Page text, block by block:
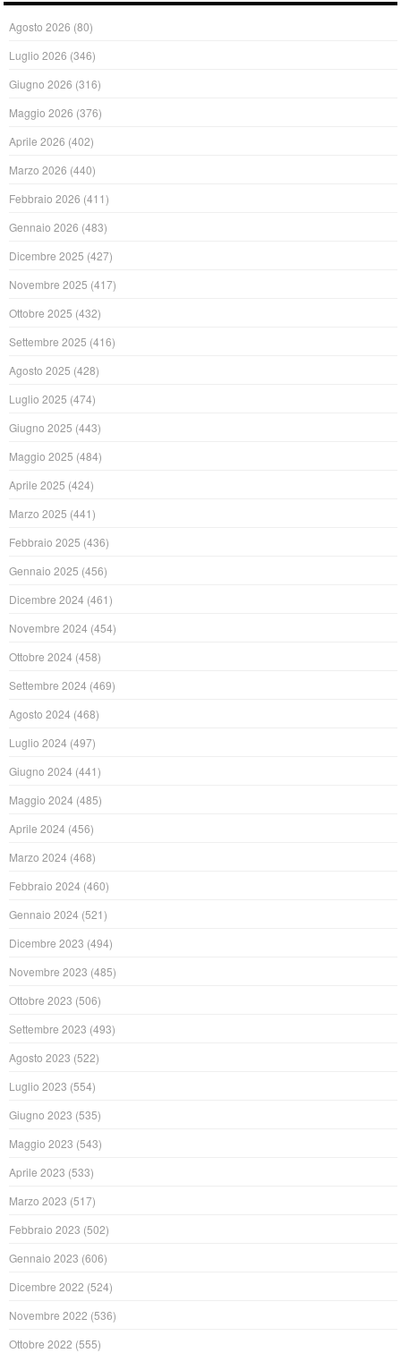
Agosto 2026 (80)
Luglio 2026 (346)
Giugno 2026 (316)
Maggio 2026 (376)
Aprile 2026 (402)
Marzo 2026 (440)
Febbraio 2026 (411)
Gennaio 2026 (483)
Dicembre 2025 (427)
Novembre 2025 (417)
Ottobre 2025 (432)
Settembre 2025 (416)
Agosto 2025 (428)
Luglio 2025 (474)
Giugno 2025 (443)
Maggio 2025 (484)
Aprile 2025 (424)
Marzo 2025 (441)
Febbraio 2025 (436)
Gennaio 2025 (456)
Dicembre 2024 (461)
Novembre 2024 (454)
Ottobre 2024 (458)
Settembre 2024 (469)
Agosto 2024 (468)
Luglio 2024 (497)
Giugno 2024 (441)
Maggio 2024 (485)
Aprile 2024 (456)
Marzo 2024 (468)
Febbraio 2024 (460)
Gennaio 2024 (521)
Dicembre 2023 (494)
Novembre 2023 (485)
Ottobre 2023 (506)
Settembre 2023 (493)
Agosto 2023 (522)
Luglio 2023 (554)
Giugno 2023 (535)
Maggio 2023 (543)
Aprile 2023 (533)
Marzo 2023 (517)
Febbraio 2023 (502)
Gennaio 2023 (606)
Dicembre 2022 (524)
Novembre 2022 (536)
Ottobre 2022 (555)